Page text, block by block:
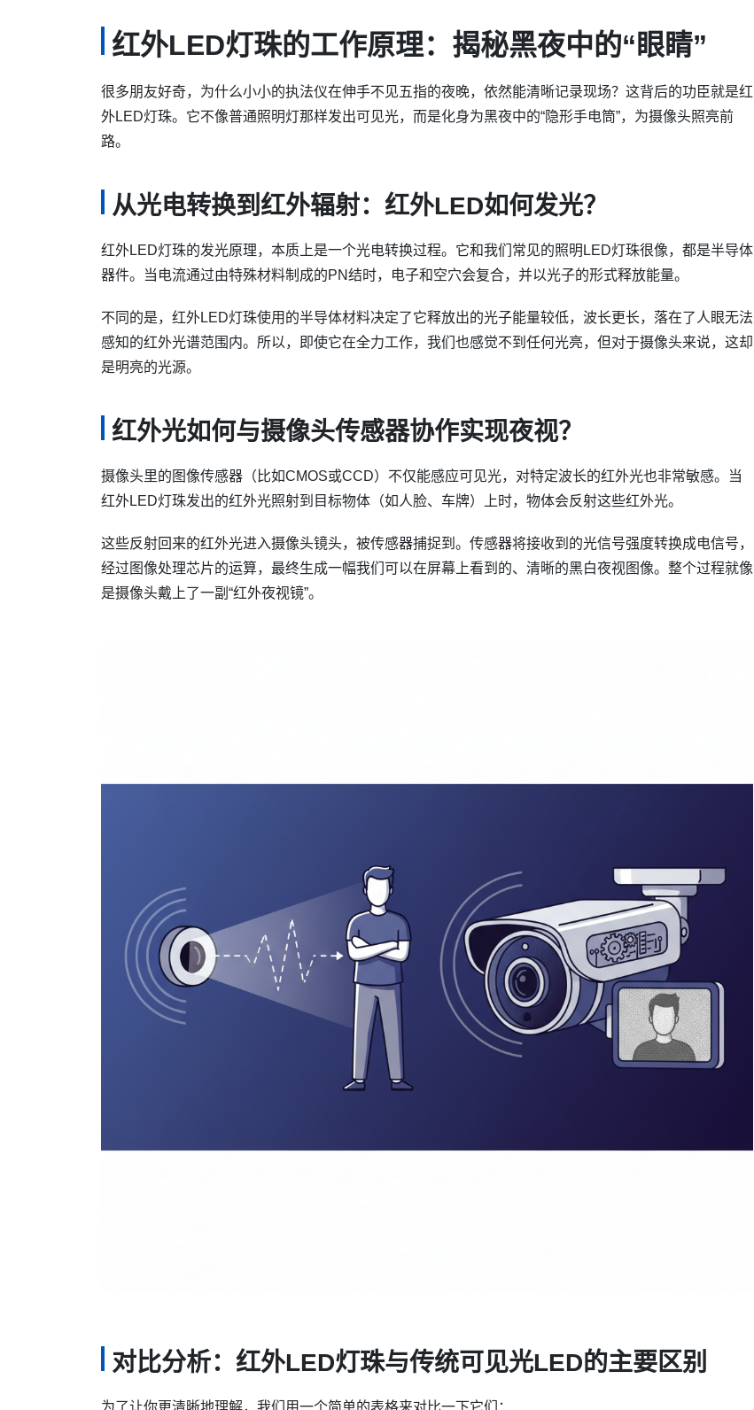
红外LED灯珠的工作原理：揭秘黑夜中的“眼睛”
很多朋友好奇，为什么小小的执法仪在伸手不见五指的夜晚，依然能清晰记录现场？这背后的功臣就是红
外LED灯珠。它不像普通照明灯那样发出可见光，而是化身为黑夜中的“隐形手电筒”，为摄像头照亮前
路。
从光电转换到红外辐射：红外LED如何发光？
红外LED灯珠的发光原理，本质上是一个光电转换过程。它和我们常见的照明LED灯珠很像，都是半导体
器件。当电流通过由特殊材料制成的PN结时，电子和空穴会复合，并以光子的形式释放能量。
不同的是，红外LED灯珠使用的半导体材料决定了它释放出的光子能量较低，波长更长，落在了人眼无法
感知的红外光谱范围内。所以，即使它在全力工作，我们也感觉不到任何光亮，但对于摄像头来说，这却
是明亮的光源。
红外光如何与摄像头传感器协作实现夜视？
摄像头里的图像传感器（比如CMOS或CCD）不仅能感应可见光，对特定波长的红外光也非常敏感。当
红外LED灯珠发出的红外光照射到目标物体（如人脸、车牌）上时，物体会反射这些红外光。
这些反射回来的红外光进入摄像头镜头，被传感器捕捉到。传感器将接收到的光信号强度转换成电信号，
经过图像处理芯片的运算，最终生成一幅我们可以在屏幕上看到的、清晰的黑白夜视图像。整个过程就像
是摄像头戴上了一副“红外夜视镜”。
对比分析：红外LED灯珠与传统可见光LED的主要区别
为了让你更清晰地理解，我们用一个简单的表格来对比一下它们：